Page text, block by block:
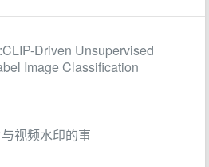
Driven Unsupervised
Image Classification
视频水印的事